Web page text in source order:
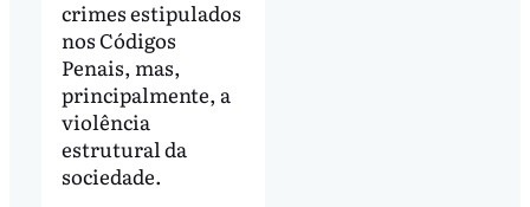
crimes estipulados
nos Códigos
Penais, mas,
principalmente, a
violência
estrutural da
sociedade.